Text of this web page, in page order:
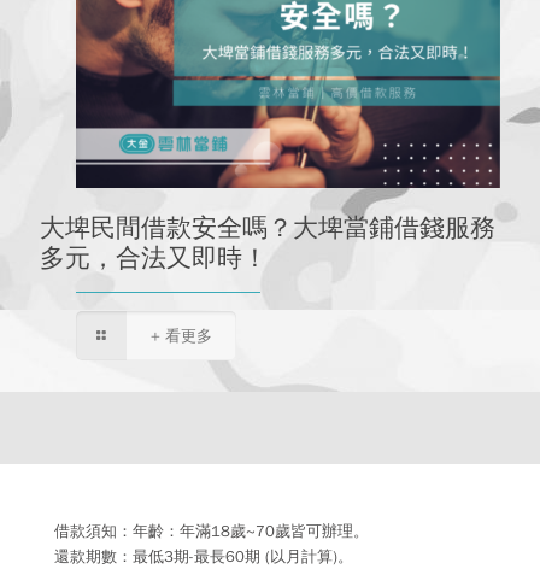
大埤民間借款安全嗎？大埤當鋪借錢服務
多元，合法又即時！
+ 看更多
借款須知：年齡：年滿18歲~70歲皆可辦理。
還款期數：最低3期-最長60期 (以月計算)。